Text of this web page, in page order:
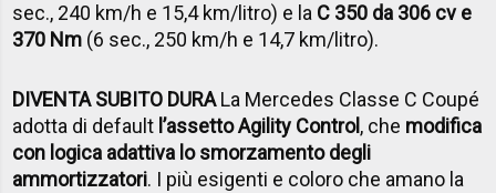
sec., 240 km/h e 15,4 km/litro) e la C 350 da 306 cv e
370 Nm (6 sec., 250 km/h e 14,7 km/litro).
DIVENTA SUBITO DURALa Mercedes Classe C Coupé
adotta di default l’assetto Agility Control, che modifica
con logica adattiva lo smorzamento degli
ammortizzatori. I più esigenti e coloro che amano la